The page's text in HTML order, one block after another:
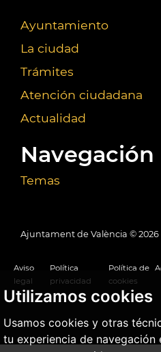
Utilizamos cookies
Usamos cookies y otras
tu experiencia de navegación
Ayuntamiento
La ciudad
Trámites
Atención ciudadana
Actualidad
Navegación
Temas
Ajuntament de València © 2026
Aviso
legal
Política
privacidad
Política de
cookies